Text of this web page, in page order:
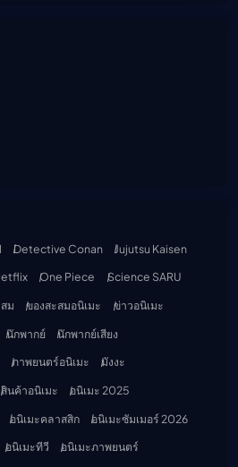
Detective Conan
Jujutsu Kaisen
One Piece
Science SARU
ม ของสะสมอนิเมะ
ข่าวอนิเมะ
นักพากย์
นักพากย์เสียง
ภาพยนตร์อนิเมะ
มังงะ
สินค้าอนิเมะ
อนิเมะ 2025
อนิเมะคลาสสิก
อนิเมะซัมเมอร์ 2026
อนิเมะทีวี
อนิเมะภาพยนตร์